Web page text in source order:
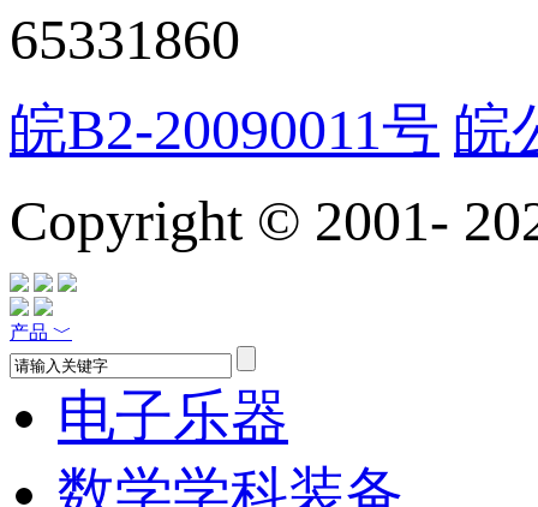
65331860
皖B2-20090011号 皖
Copyright © 2001-
产品 ﹀
电子乐器
数学学科装备